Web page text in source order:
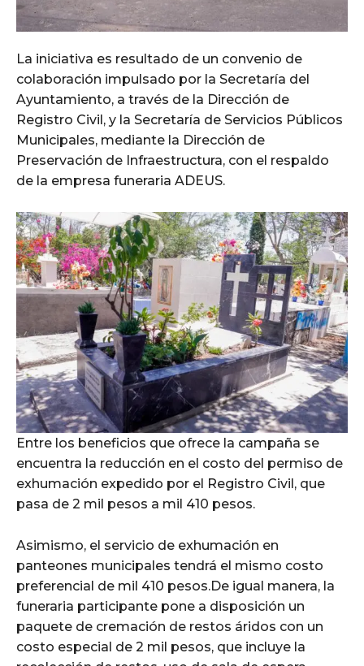
La iniciativa es resultado de un convenio de
colaboración impulsado por la Secretaría del
Ayuntamiento, a través de la Dirección de
Registro Civil, y la Secretaría de Servicios Públicos
Municipales, mediante la Dirección de
Preservación de Infraestructura, con el respaldo
de la empresa funeraria ADEUS.
Entre los beneficios que ofrece la campaña se
encuentra la reducción en el costo del permiso de
exhumación expedido por el Registro Civil, que
pasa de 2 mil pesos a mil 410 pesos.
Asimismo, el servicio de exhumación en
panteones municipales tendrá el mismo costo
preferencial de mil 410 pesos.De igual manera, la
funeraria participante pone a disposición un
paquete de cremación de restos áridos con un
costo especial de 2 mil pesos, que incluye la